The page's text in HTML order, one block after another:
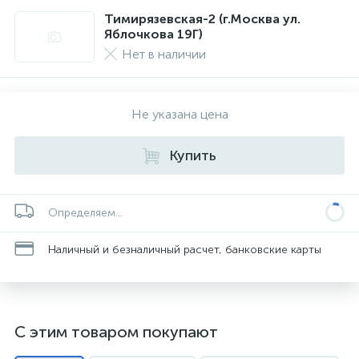
Тимирязевская-2 (г.Москва ул.
Яблочкова 19Г)
Нет в наличии
Не указана цена
Купить
Определяем...
Наличный и безналичный расчет, банковские карты
С этим товаром покупают